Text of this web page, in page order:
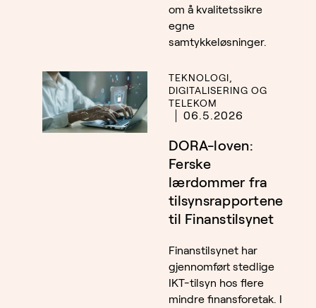
om å kvalitetssikre
egne
samtykkeløsninger.
TEKNOLOGI,
DIGITALISERING OG
TELEKOM
06.5.2026
DORA-loven:
Ferske
lærdommer fra
tilsynsrapportene
til Finanstilsynet
Finanstilsynet har
gjennomført stedlige
IKT-tilsyn hos flere
mindre finansforetak. I